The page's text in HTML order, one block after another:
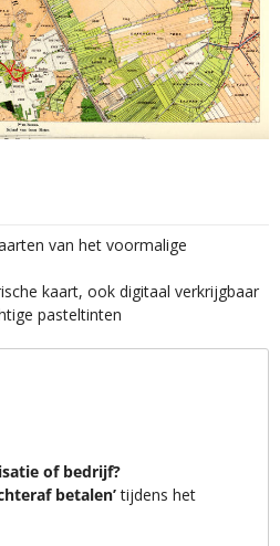
van het voormalige
kaart, ook digitaal verkrijgbaar
pasteltinten
of bedrijf?
betalen’tijdens het